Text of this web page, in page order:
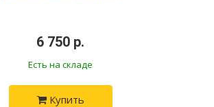
6 750 р.
Есть на складе
Купить